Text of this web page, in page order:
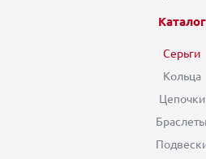
Каталог
Серьги
Кольца
Цепочки
Браслеты